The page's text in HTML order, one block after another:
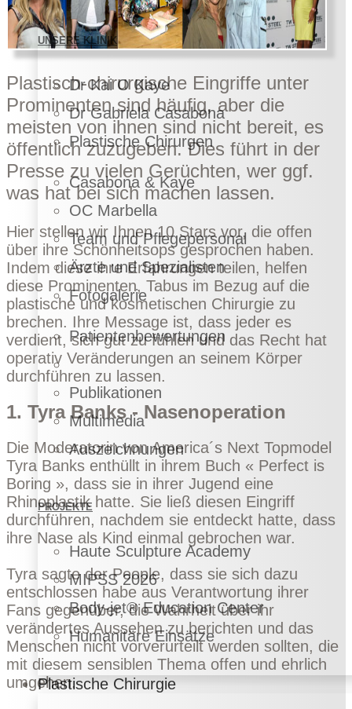
UNSERE KLINIK
Dr Kai O Kaye
Dr Gabriela Casabona
Plastische Chirurgen
Casabona & Kaye
OC Marbella
Team und Pflegepersonal
Ärzte und Spezialisten
Fotogalerie
Patientenbewertungen
Publikationen
Multimedia
Auszeichnungen
PROJEKTE
Haute Sculpture Academy
MIPSS 2026
Body-jet® Education Center
Humanitäre Einsätze
Plastische Chirurgie
Plastisch-chirurgische Eingriffe unter
Prominenten sind häufig, aber die
meisten von ihnen sind nicht bereit, es
öffentlich zuzugeben. Dies führt in der
Presse zu vielen Gerüchten, wer ggf.
was hat bei sich machen lassen.
Hier stellen wir Ihnen 10 Stars vor, die offen
über ihre Schönheitsops gesprochen haben.
Indem diese ihre Erfahrungen teilen, helfen
diese Prominenten, Tabus im Bezug auf die
plastische und kosmetischen Chirurgie zu
brechen. Ihre Message ist, dass jeder es
verdient, sich gut zu fühlen und das Recht hat
operativ Veränderungen an seinem Körper
durchführen zu lassen.
1. Tyra Banks - Nasenoperation
Die Moderatorin von America´s Next Topmodel
Tyra Banks enthüllt in ihrem Buch « Perfect is
Boring », dass sie in ihrer Jugend eine
Rhinoplastik hatte. Sie ließ diesen Eingriff
durchführen, nachdem sie entdeckt hatte, dass
ihre Nase als Kind einmal gebrochen war.
Tyra sagte derPeople, dass sie sich dazu
entschlossen habe aus Verantwortung ihrer
Fans gegenüber, die Wahrheit über ihr
verändertes Aussehen zu berichten und das
Menschen nicht vorverurteilt werden sollten, die
mit diesem sensiblen Thema offen und ehrlich
umgehen.